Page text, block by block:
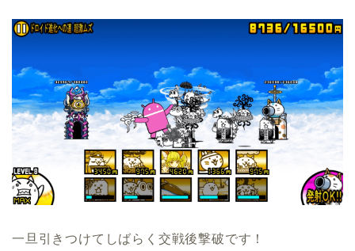
一旦引きつけてしばらく交戦後撃破です！